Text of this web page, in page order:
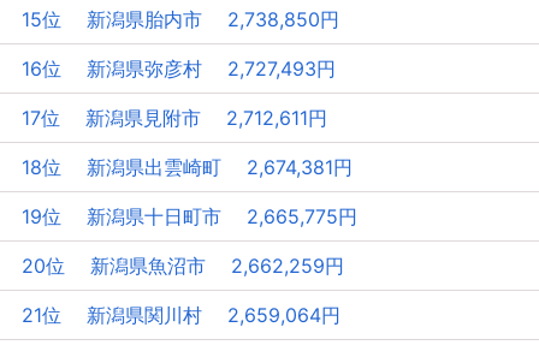
15位 新潟県胎内市 2,738,850円
16位 新潟県弥彦村 2,727,493円
17位 新潟県見附市 2,712,611円
18位 新潟県出雲崎町 2,674,381円
19位 新潟県十日町市 2,665,775円
20位 新潟県魚沼市 2,662,259円
21位 新潟県関川村 2,659,064円